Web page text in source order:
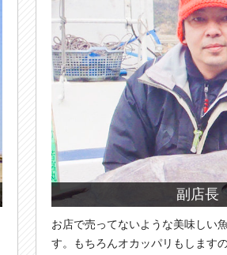
副店
お店で売ってないような美味しい
す。もちろんオカッパリもします